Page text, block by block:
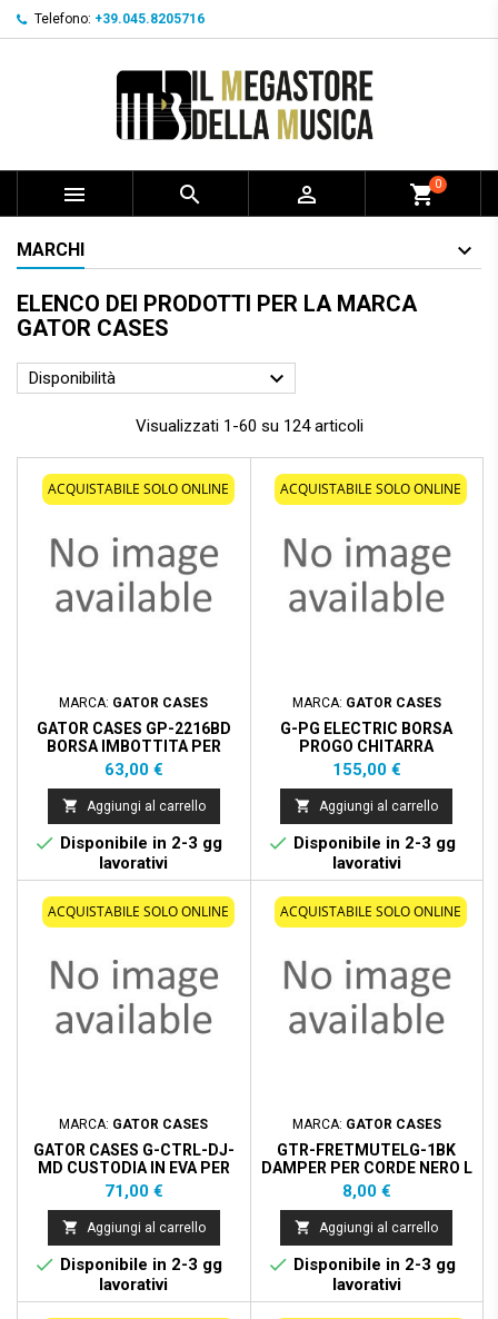
Telefono: +39.045.8205716
   shopping_cart0
MARCHI
ELENCO DEI PRODOTTI PER LA MARCA
GATOR CASES
Disponibilità 
Visualizzati 1-60 su 124 articoli
ACQUISTABILE SOLO ONLINE
MARCA: GATOR CASES
GATOR CASES GP-2216BD
BORSA IMBOTTITA PER
GRANCASSA 22"" X 16""
Prezzo
63,00 €
 Aggiungi al carrello
 Disponibile in 2-3 gg
lavorativi
ACQUISTABILE SOLO ONLINE
MARCA: GATOR CASES
G-PG ELECTRIC BORSA
PROGO CHITARRA
ELETTRICA
Prezzo
155,00 €
 Aggiungi al carrello
 Disponibile in 2-3 gg
lavorativi
ACQUISTABILE SOLO ONLINE
MARCA: GATOR CASES
GATOR CASES G-CTRL-DJ-
MD CUSTODIA IN EVA PER
DJ CONTROLLER MEDIUM
Prezzo
71,00 €
 Aggiungi al carrello
 Disponibile in 2-3 gg
lavorativi
ACQUISTABILE SOLO ONLINE
MARCA: GATOR CASES
GTR-FRETMUTELG-1BK
DAMPER PER CORDE NERO L
Prezzo
8,00 €
 Aggiungi al carrello
 Disponibile in 2-3 gg
lavorativi